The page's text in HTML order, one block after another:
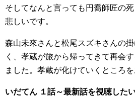
そしてなんと言っても円喬師匠の
悲しいです。
森山未來さんと松尾スズキさんの
く、孝蔵が旅から帰ってきて再会
ました。孝蔵が化けていくところを
いだてん １話～最新話を視聴した